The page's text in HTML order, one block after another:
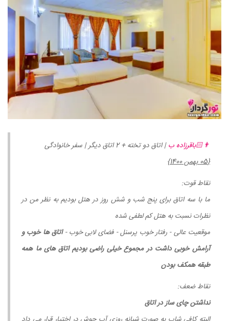
👨🏻باقرزاده ب| اتاق دو تخته + 2 اتاق دیگر | سفر خانوادگی
{05 بهمن 1400}
نقاط قوت:
ما با سه اتاق برای پنج شب و شش روز در هتل بودیم به نظر من در
نظرات نسبت به هتل کم لطفی شده
موقعیت عالی - رفتار خوب پرسنل - فضای لابی خوب -اتاق ها خوب و
آرامش خوبی داشت در مجموع خیلی راضی بودیم اتاق های ما همه
طبقه همکف بودن
نقاط ضعف:
نداشتن چای ساز در اتاق